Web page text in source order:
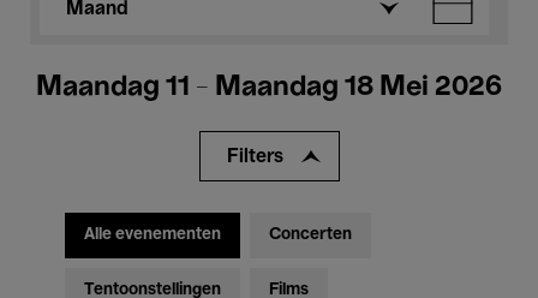
Maand
Maandag 11 - Maandag 18 Mei 2026
Filters
Alle evenementen Concerten
Tentoonstellingen Films